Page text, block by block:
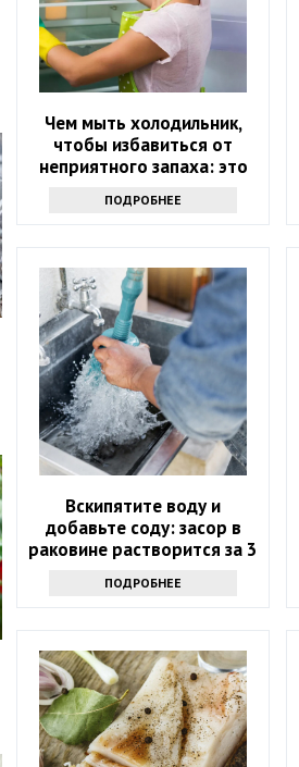
Чем мыть холодильник,
чтобы избавиться от
неприятного запаха: это
ПОДРОБНЕЕ
Вскипятите воду и
добавьте соду: засор в
раковине растворится за 3
ПОДРОБНЕЕ